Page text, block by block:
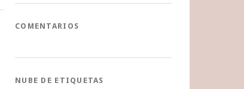
COMENTARIOS
NUBE DE ETIQUETAS